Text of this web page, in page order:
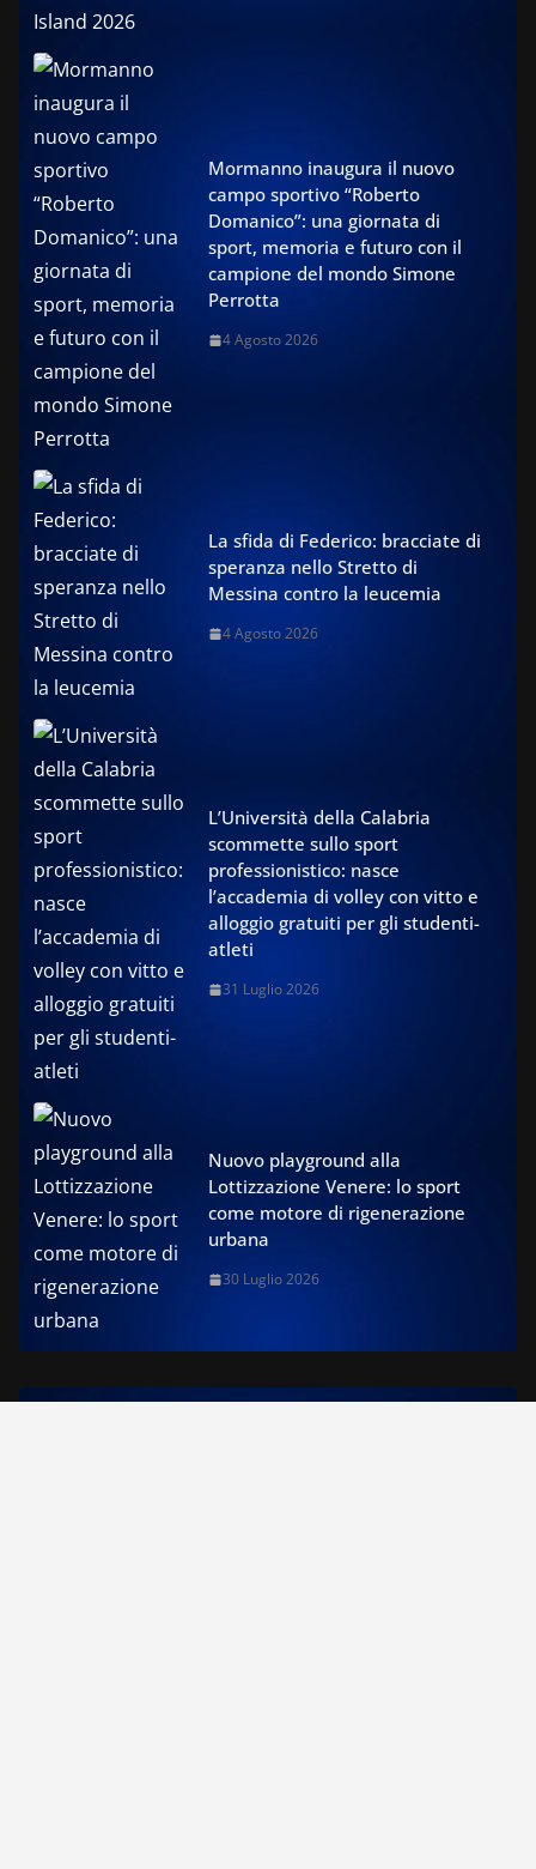
Mormanno inaugura il nuovo
campo sportivo “Roberto
Domanico”: una giornata di
sport, memoria e futuro con il
campione del mondo Simone
Perrotta
4 Agosto 2026
La sfida di Federico: bracciate di
speranza nello Stretto di
Messina contro la leucemia
4 Agosto 2026
L’Università della Calabria
scommette sullo sport
professionistico: nasce
l’accademia di volley con vitto e
alloggio gratuiti per gli studenti-
atleti
31 Luglio 2026
Nuovo playground alla
Lottizzazione Venere: lo sport
come motore di rigenerazione
urbana
30 Luglio 2026